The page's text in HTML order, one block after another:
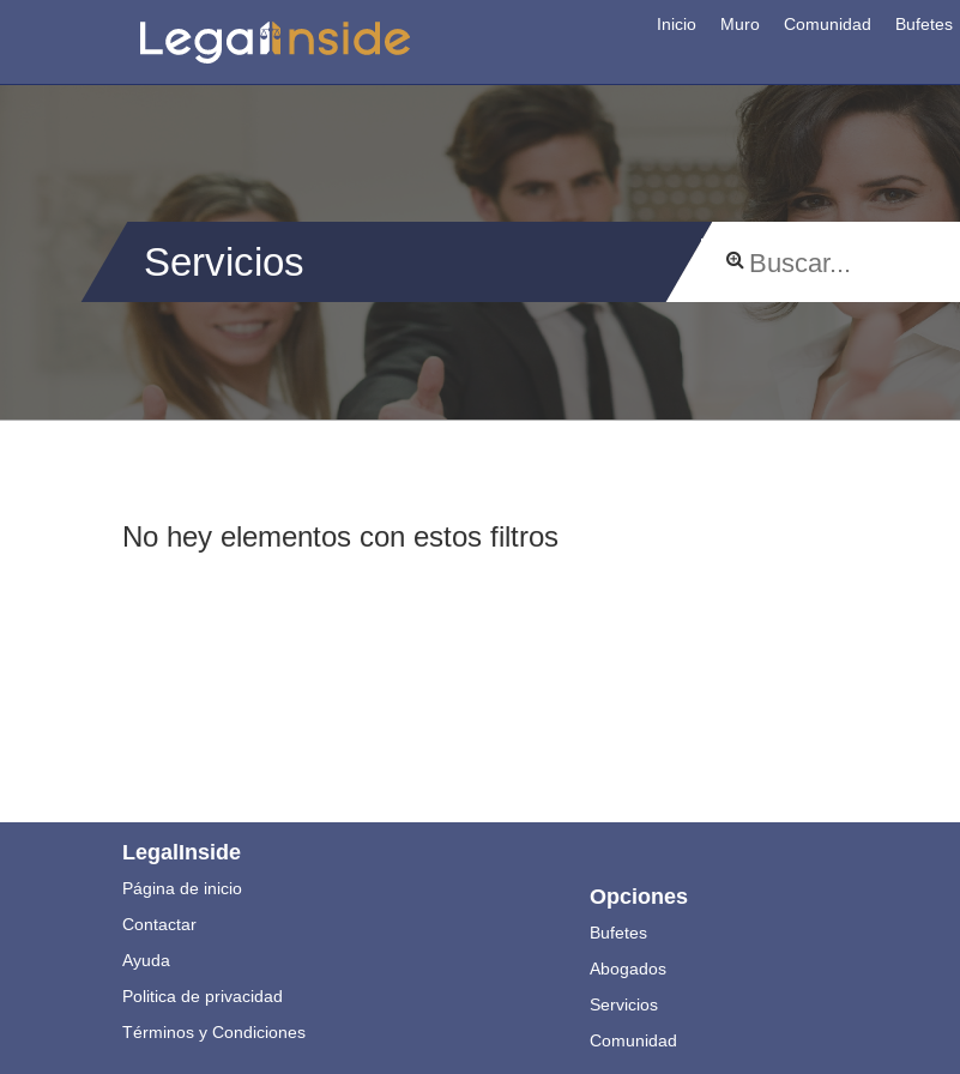
Inicio Muro Comunidad Bufetes
Servicios
No hey elementos con estos filtros
LegalInside
Página de inicio
Contactar
Ayuda
Politica de privacidad
Términos y Condiciones
Opciones
Bufetes
Abogados
Servicios
Comunidad